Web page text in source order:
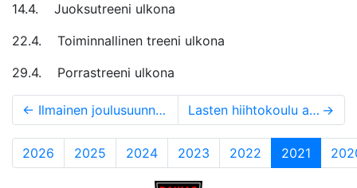
14.4. Juoksutreeni ulkona
22.4. Toiminnallinen treeni ulkona
29.4. Porrastreeni ulkona
← Ilmainen joulusuunnistus 1.-31.12. Lasten hiihtokoulu alkaa 13.1. →
2026 2025 2024 2023 2022 2021